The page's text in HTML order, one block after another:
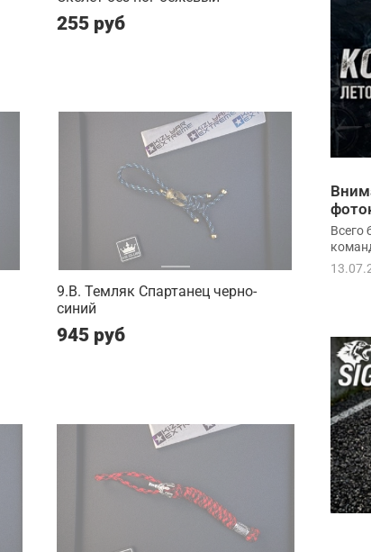
255 руб
9.B. Темляк Спартанец черно-
синий
945 руб
Всего